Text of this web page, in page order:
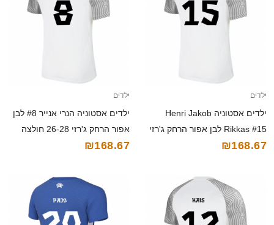
ילדים
ילדים אסטוניה Henri Jakob
Rikkas #15 לבן אפור הרחק ג'רזי
26-28 חולצה קצרה
₪168.67
ילדים
ילדים אסטוניה הנרי אנייר #8 לבן
אפור הרחק ג'רזי 26-28 חולצה
קצרה
₪168.67